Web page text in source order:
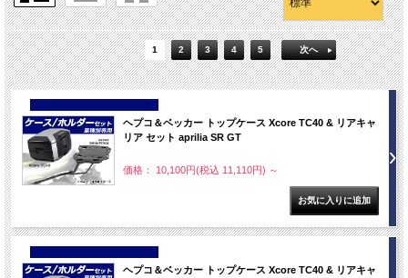
1 2 3 4 5 次へ
ヘプコ＆ベッカー トップケース Xcore TC40 & リアキャ
リア セット aprilia SR GT
価格： 10,100円(税込 11,110円) ～
ヘプコ＆ベッカー トップケース Xcore TC40 & リアキャ